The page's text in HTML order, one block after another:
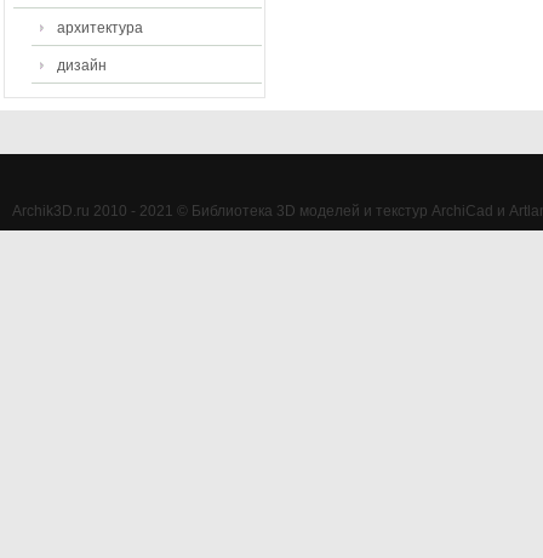
архитектура
дизайн
Archik3D.ru 2010 - 2021 © Библиотека 3D моделей и текстур ArchiCad и